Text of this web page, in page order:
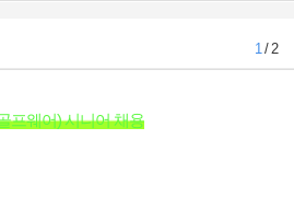
1/ 2
프웨어) 시니어 채용